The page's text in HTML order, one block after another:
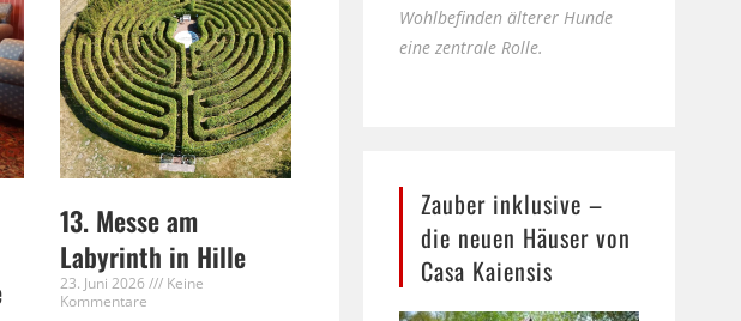
13. Messe am
Labyrinth in Hille
23. Juni 2026
Keine
Kommentare
Wohlbefinden älterer Hunde
eine zentrale Rolle.
Zauber inklusive –
die neuen Häuser von
Casa Kaiensis